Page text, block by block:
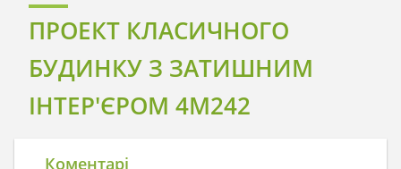
ПРОЕКТ КЛАСИЧНОГО
БУДИНКУ З ЗАТИШНИМ
ІНТЕР'ЄРОМ 4M242
Коментарі